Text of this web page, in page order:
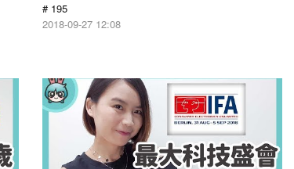
# 195
2018-09-27 12:08